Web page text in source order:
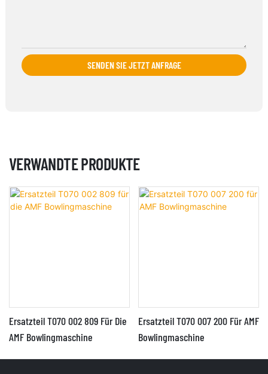
SENDEN SIE JETZT ANFRAGE
VERWANDTE PRODUKTE
Ersatzteil T070 002 809 Für Die
AMF Bowlingmaschine
Ersatzteil T070 007 200 Für AMF
Bowlingmaschine